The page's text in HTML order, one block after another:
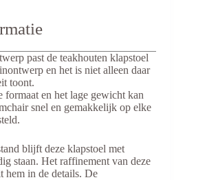
past de teakhouten klapstoel
en het is niet alleen daar
toont.
en het lage gewicht kan
snel en gemakkelijk op elke
blijft deze klapstoel met
staan. Het raffinement van deze
hem in de details. De